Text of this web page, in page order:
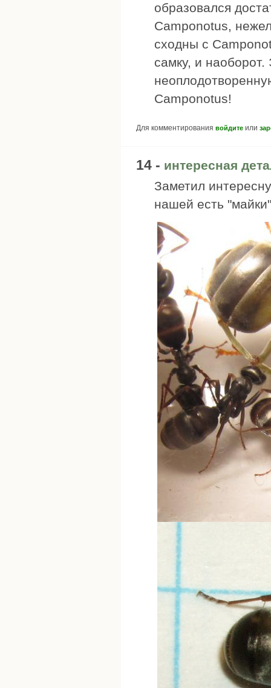
образовался
Camponotus,
сходны с
самку, и
Camponotus!
Для комментирования войдите или
14 - интересная
Заметил
нашей есть